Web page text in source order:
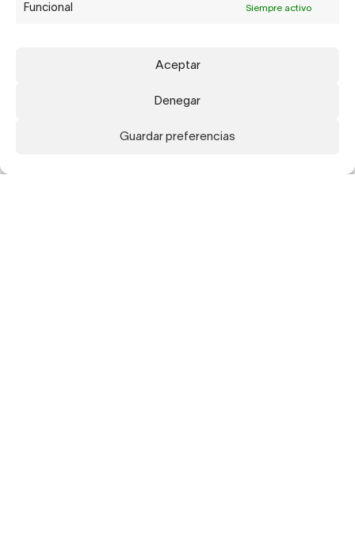
Funcional Siempre activo
Aceptar
Denegar
Guardar preferencias